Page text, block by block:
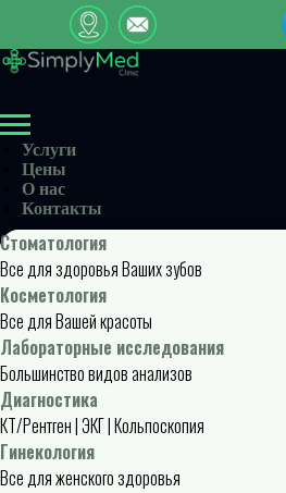
Услуги
Цены
О нас
Контакты
Стоматология
Все для здоровья Ваших зубов
Косметология
Все для Вашей красоты
Лабораторные исследования
Большинство видов анализов
Диагностика
КТ/Рентген | ЭКГ | Кольпоскопия
Гинекология
Все для женского здоровья